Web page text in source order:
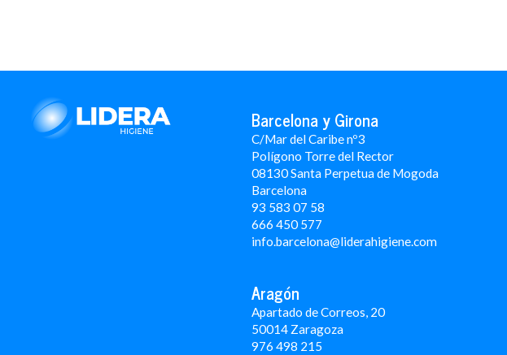
Barcelona y Girona
C/Mar del Caribe nº3
Polígono Torre del Rector
08130 Santa Perpetua de Mogoda
Barcelona
93 583 07 58
666 450 577
info.barcelona@liderahigiene.com
Aragón
Apartado de Correos, 20
50014 Zaragoza
976 498 215